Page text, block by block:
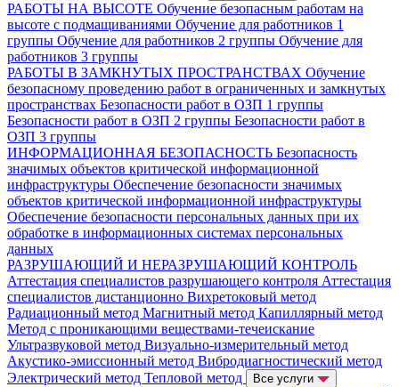
РАБОТЫ НА ВЫСОТЕ Обучение безопасным работам на
высоте с подмащиваниями Обучение для работников 1
группы Обучение для работников 2 группы Обучение для
работников 3 группы
РАБОТЫ В ЗАМКНУТЫХ ПРОСТРАНСТВАХ Обучение
безопасному проведению работ в ограниченных и замкнутых
пространствах Безопасности работ в ОЗП 1 группы
Безопасности работ в ОЗП 2 группы Безопасности работ в
ОЗП 3 группы
ИНФОРМАЦИОННАЯ БЕЗОПАСНОСТЬ Безопасность
значимых объектов критической информационной
инфраструктуры Обеспечение безопасности значимых
объектов критической информационной инфраструктуры
Обеспечение безопасности персональных данных при их
обработке в информационных системах персональных
данных
РАЗРУШАЮЩИЙ И НЕРАЗРУШАЮЩИЙ КОНТРОЛЬ
Аттестация специалистов разрушающего контроля Аттестация
специалистов дистанционно Вихретоковый метод
Радиационный метод Магнитный метод Капиллярный метод
Метод с проникающими веществами-течеискание
Ультразвуковой метод Визуально-измерительный метод
Акустико-эмиссионный метод Вибродиагностический метод
Электрический метод Тепловой метод Все услуги